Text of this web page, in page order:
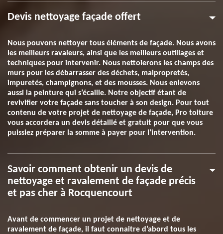
Devis nettoyage façade offert
Nous pouvons nettoyer tous éléments de façade. Nous avons
les meilleurs ravaleurs, ainsi que les meilleurs outillages et
techniques pour intervenir. Nous nettoierons les champs des
murs pour les débarrasser des déchets, malpropretés,
impuretés, champignons, et des mousses. Nous enlevons
aussi la peinture qui s’écaille. Notre objectif étant de
revivifier votre façade sans toucher à son design. Pour tout
contenu de votre projet de nettoyage de façade, Pro toiture
vous accordera un devis détaillé et gratuit pour que vous
puissiez préparer la somme à payer pour l’intervention.
Savoir comment obtenir un devis de
nettoyage et ravalement de façade précis
et pas cher à Rocquencourt
Avant de commencer un projet de nettoyage et de
ravalement de façade, il faut connaitre d’abord tous les